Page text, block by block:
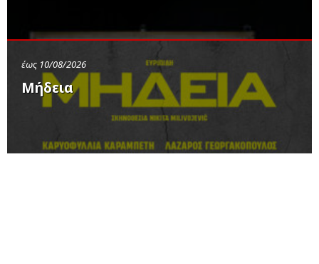
έως 10/08/2026
Μήδεια